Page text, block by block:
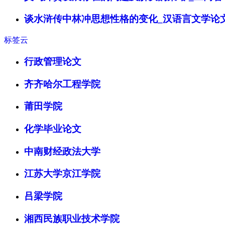
谈水浒传中林冲思想性格的变化_汉语言文学论
标签云
行政管理论文
齐齐哈尔工程学院
莆田学院
化学毕业论文
中南财经政法大学
江苏大学京江学院
吕梁学院
湘西民族职业技术学院